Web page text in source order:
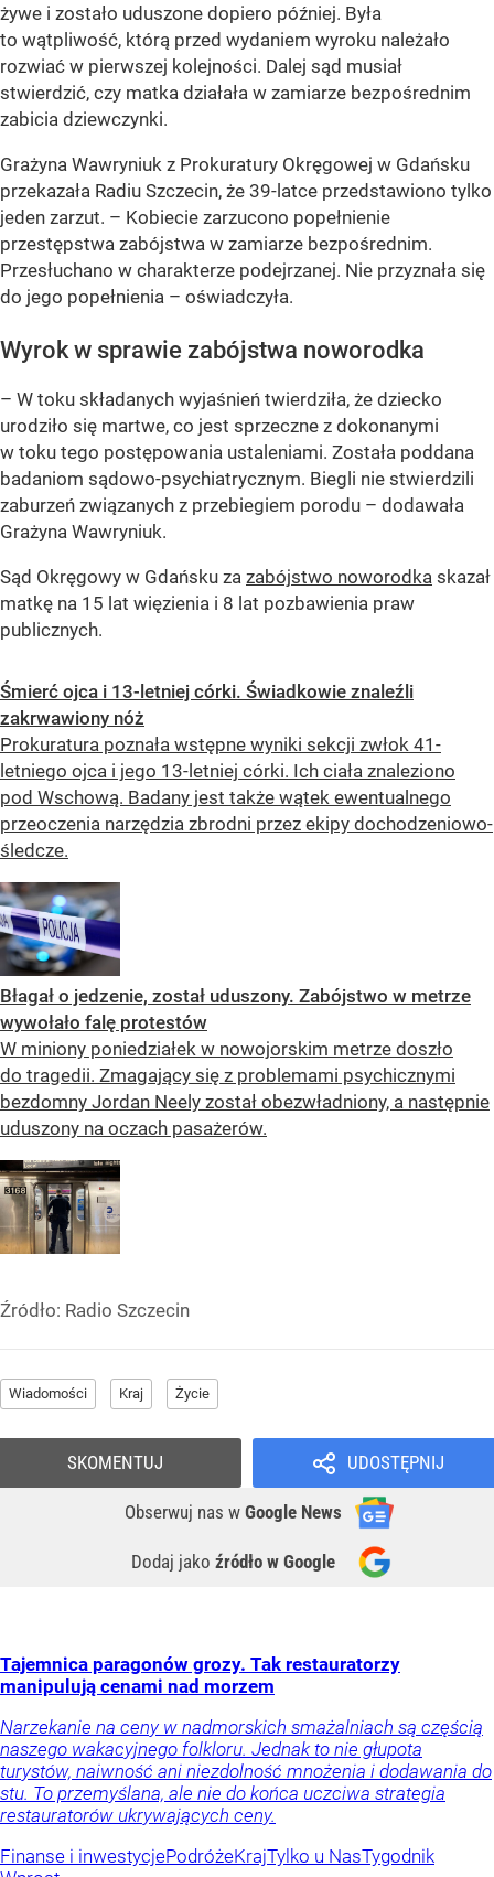
żywe i zostało uduszone dopiero później. Była
to wątpliwość, którą przed wydaniem wyroku należało
rozwiać w pierwszej kolejności. Dalej sąd musiał
stwierdzić, czy matka działała w zamiarze bezpośrednim
zabicia dziewczynki.
Grażyna Wawryniuk z Prokuratury Okręgowej w Gdańsku
przekazała Radiu Szczecin, że 39-latce przedstawiono tylko
jeden zarzut. – Kobiecie zarzucono popełnienie
przestępstwa zabójstwa w zamiarze bezpośrednim.
Przesłuchano w charakterze podejrzanej. Nie przyznała się
do jego popełnienia – oświadczyła.
Wyrok w sprawie zabójstwa noworodka
– W toku składanych wyjaśnień twierdziła, że dziecko
urodziło się martwe, co jest sprzeczne z dokonanymi
w toku tego postępowania ustaleniami. Została poddana
badaniom sądowo-psychiatrycznym. Biegli nie stwierdzili
zaburzeń związanych z przebiegiem porodu – dodawała
Grażyna Wawryniuk.
Sąd Okręgowy w Gdańsku za zabójstwo noworodka skazał
matkę na 15 lat więzienia i 8 lat pozbawienia praw
publicznych.
Śmierć ojca i 13-letniej córki. Świadkowie znaleźli
zakrwawiony nóż
Prokuratura poznała wstępne wyniki sekcji zwłok 41-
letniego ojca i jego 13-letniej córki. Ich ciała znaleziono
pod Wschową. Badany jest także wątek ewentualnego
przeoczenia narzędzia zbrodni przez ekipy dochodzeniowo-
śledcze.
Błagał o jedzenie, został uduszony. Zabójstwo w metrze
wywołało falę protestów
W miniony poniedziałek w nowojorskim metrze doszło
do tragedii. Zmagający się z problemami psychicznymi
bezdomny Jordan Neely został obezwładniony, a następnie
uduszony na oczach pasażerów.
Źródło: Radio Szczecin
Wiadomości Kraj Życie
UDOSTĘPNIJ
Obserwuj nas w Google News
Dodaj jako źródło w Google
SKOMENTUJ
Tajemnica paragonów grozy. Tak restauratorzy
manipulują cenami nad morzem
Narzekanie na ceny w nadmorskich smażalniach są częścią
naszego wakacyjnego folkloru. Jednak to nie głupota
turystów, naiwność ani niezdolność mnożenia i dodawania do
stu. To przemyślana, ale nie do końca uczciwa strategia
restauratorów ukrywających ceny.
Finanse i inwestycjePodróżeKrajTylko u NasTygodnik